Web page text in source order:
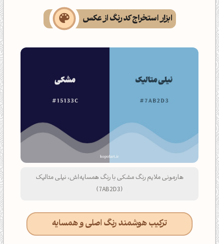
ابزار استخراج کد رنگ از عکس
هارمونی ملایم رنگ مشکی با رنگ همسایه‌اش، نیلی متالیک
(7AB2D3)
ترکیب هوشمند رنگ اصلی و همسایه